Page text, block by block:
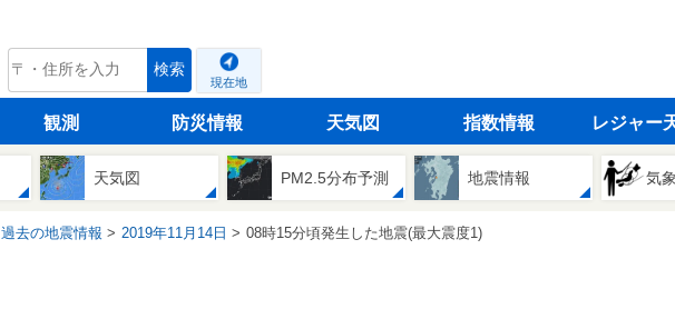
tenki.jp 検索
現在地
観測 防災情報 天気図 指数情報 レジャー
天気図 PM2.5分布予測 地震情報 気
過去の地震情報 2019年11月14日 08時15分頃発生した地震(最大震度1)